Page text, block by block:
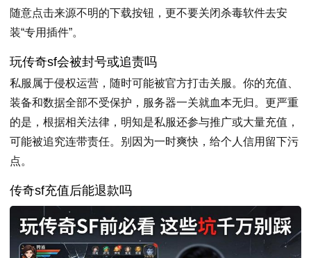
随意点击来源不明的下载按钮，更不要关闭杀毒软件去安
装“专用插件”。
玩传奇sf会被封号或追责吗
私服属于侵权运营，随时可能被官方打击关服。你的充值、
装备和数据全部不受保护，服务器一关就血本无归。更严重
的是，根据相关法律，明知是私服还参与推广或大量充值，
可能被追究连带责任。别因为一时爽快，给个人信用留下污
点。
传奇sf充值后能退款吗